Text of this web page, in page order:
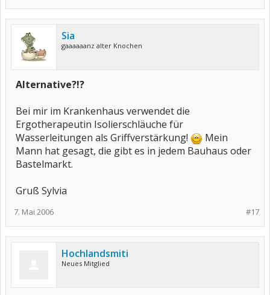
Sia
gaaaaaanz alter Knochen
Alternative?!?
Bei mir im Krankenhaus verwendet die
Ergotherapeutin Isolierschläuche für
Wasserleitungen als Griffverstärkung!
Mein
Mann hat gesagt, die gibt es in jedem Bauhaus oder
Bastelmarkt.
Gruß Sylvia
#17
7. Mai 2006
Hochlandsmiti
Neues Mitglied